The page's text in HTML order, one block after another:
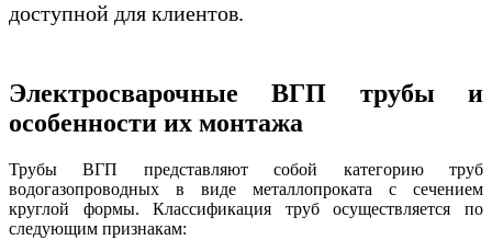
доступной для клиентов.
Электросварочные ВГП трубы и
особенности их монтажа
Трубы ВГП представляют собой категорию труб
водогазопроводных в виде металлопроката с сечением
круглой формы. Классификация труб осуществляется по
следующим признакам: